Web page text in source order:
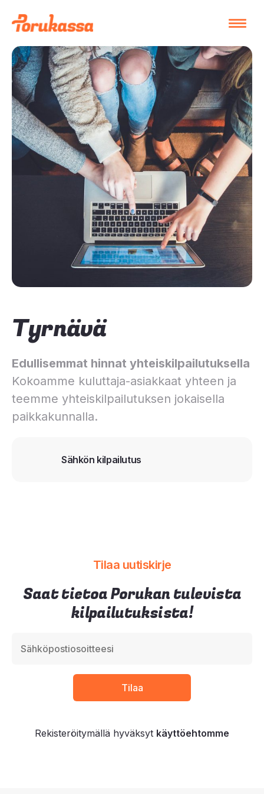
Tyrnävä
Edullisemmat hinnat yhteiskilpailutuksella
Kokoamme kuluttaja-asiakkaat yhteen ja
teemme yhteiskilpailutuksen jokaisella
paikkakunnalla.
Sähkön kilpailutus
Tilaa uutiskirje
Saat tietoa Porukan tulevista
kilpailutuksista!
Rekisteröitymällä hyväksyt käyttöehtomme